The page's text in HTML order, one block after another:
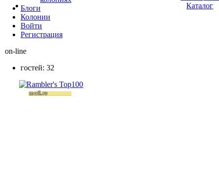
Блоги
Колонии
Войти
Peгиcтpaция
on-line
гостей: 32
Каталог